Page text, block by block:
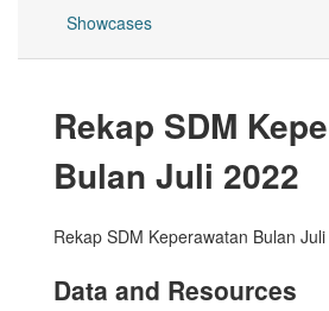
Showcases
Rekap SDM
Bulan Juli 2022
Rekap SDM Keperawatan Bulan
Data and Resources